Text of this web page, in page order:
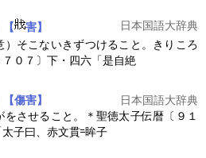
害】
日本国語大辞典
）そこないきずつけること。きりころ
０７〕下・四六「是自絶
傷害】
日本国語大辞典
をさせること。＊聖徳太子伝暦〔９１
子曰、赤文貫 眸子